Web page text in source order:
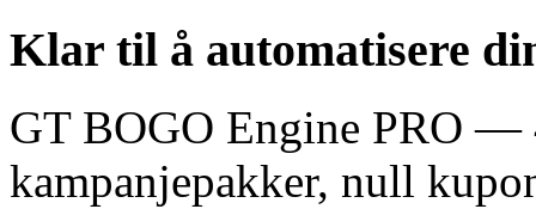
Klar til å automatisere
GT BOGO Engine PRO —
kampanjepakker, null